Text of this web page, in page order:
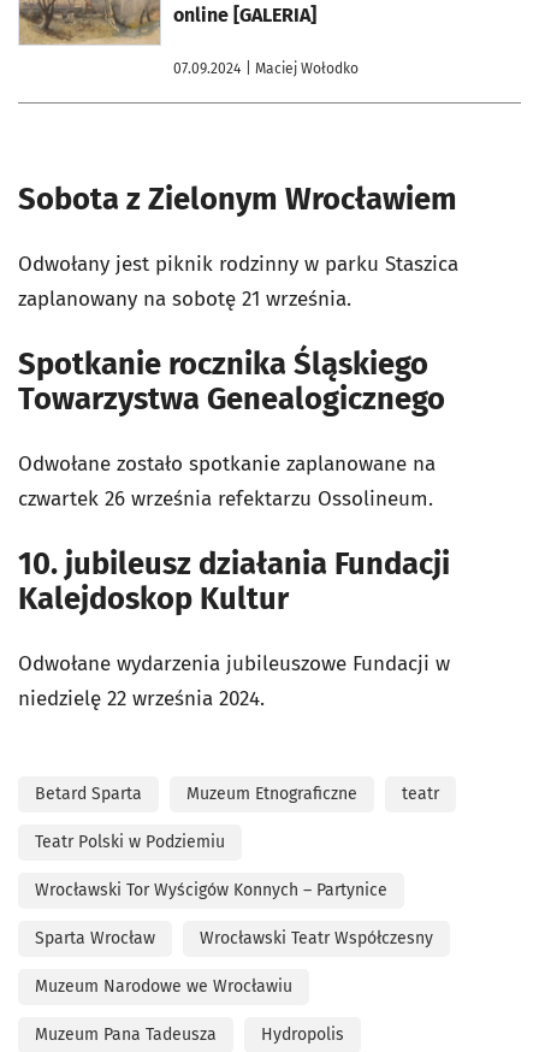
online [GALERIA]
07.09.2024 | Maciej Wołodko
Sobota z Zielonym Wrocławiem
Odwołany jest piknik rodzinny w parku Staszica
zaplanowany na sobotę 21 września.
Spotkanie rocznika Śląskiego
Towarzystwa Genealogicznego
Odwołane zostało spotkanie zaplanowane na
czwartek 26 września refektarzu Ossolineum.
10. jubileusz działania Fundacji
Kalejdoskop Kultur
Odwołane wydarzenia jubileuszowe Fundacji w
niedzielę 22 września 2024.
Betard Sparta Muzeum Etnograficzne teatr
Teatr Polski w Podziemiu
Wrocławski Tor Wyścigów Konnych – Partynice
Sparta Wrocław Wrocławski Teatr Współczesny
Muzeum Narodowe we Wrocławiu
Muzeum Pana Tadeusza Hydropolis